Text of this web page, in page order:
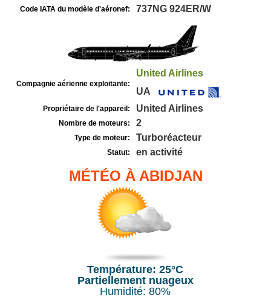
Code IATA du modèle d'aéronef: 737NG 924ER/W
Compagnie aérienne exploitante:
United Airlines
UA
Propriétaire de l'appareil: United Airlines
Nombre de moteurs: 2
Type de moteur: Turboréacteur
Statut: en activité
MÉTÉO À ABIDJAN
Température: 25°C
Partiellement nuageux
Humidité: 80%